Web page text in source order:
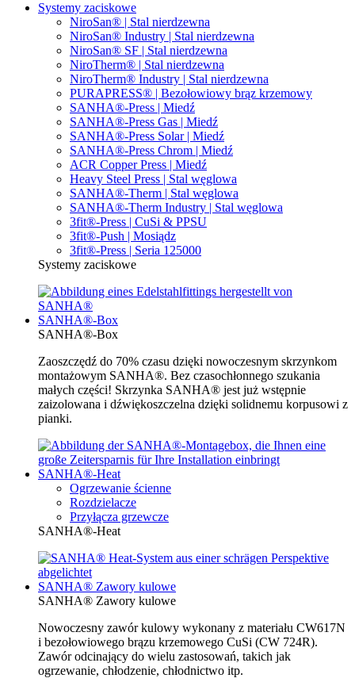
Systemy zaciskowe
NiroSan® | Stal nierdzewna
NiroSan® Industry | Stal nierdzewna
NiroSan® SF | Stal nierdzewna
NiroTherm® | Stal nierdzewna
NiroTherm® Industry | Stal nierdzewna
PURAPRESS® | Bezołowiowy brąz krzemowy
SANHA®-Press | Miedź
SANHA®-Press Gas | Miedź
SANHA®-Press Solar | Miedź
SANHA®-Press Chrom | Miedź
ACR Copper Press | Miedź
Heavy Steel Press | Stal węglowa
SANHA®-Therm | Stal węglowa
SANHA®-Therm Industry | Stal węglowa
3fit®-Press | CuSi & PPSU
3fit®-Push | Mosiądz
3fit®-Press | Seria 125000
Systemy zaciskowe
SANHA®-Box
SANHA®-Box
Zaoszczędź do 70% czasu dzięki nowoczesnym skrzynkom
montażowym SANHA®. Bez czasochłonnego szukania
małych części! Skrzynka SANHA® jest już wstępnie
zaizolowana i dźwiękoszczelna dzięki solidnemu korpusowi z
pianki.
SANHA®-Heat
Ogrzewanie ścienne
Rozdzielacze
Przyłącza grzewcze
SANHA®-Heat
SANHA® Zawory kulowe
SANHA® Zawory kulowe
Nowoczesny zawór kulowy wykonany z materiału CW617N
i bezołowiowego brązu krzemowego CuSi (CW 724R).
Zawór odcinający do wielu zastosowań, takich jak
ogrzewanie, chłodzenie, chłodnictwo itp.